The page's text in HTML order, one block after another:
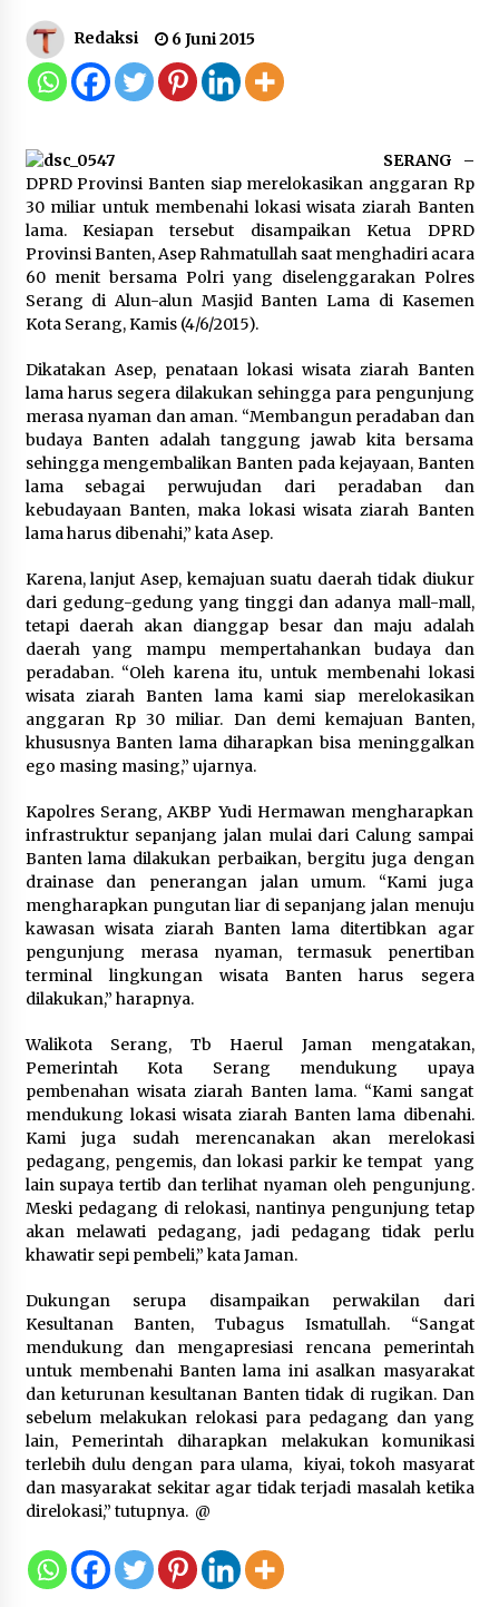
Ketenagakerjaan yang Selaras
dengan Tantangan Dunia Kerja
Modern
Gebyar Lomba 17 Agustus RSUD
Tigaraksa, Semarakkan HUT RI
dengan Nuansa Kebersamaan
7 Agustus 2026
Lapas Banjar Tanam 200 Pohon
Cabai Dukung Program Ketahanan
Pangan
7 Agustus 2026
Tagihan Air Tanpa Pemakaian,
Terungkap Ada Transisi Panjang
Didesak Transparan
7 Agustus 2026
Sarana PAUD Diperkuat, Tangsel
Dorong Angka Partisipasi Sekolah
Terus Meningkat
7 Agustus 2026
KKM Universitas Bina Bangsa
Kelompok 83 Laksanakan
Pendampingan Pembuatan Spanduk
Sebagai Upaya Memperkuat
Pemasaran UMKM di Desa Cempaka
6 Agustus 2026
Jaga Kebugaran Petugas, Lapas
Kesehatan Gratis dan Skrining TB
Lanjutan
6 Agustus 2026
Kemenkum Malut Dorong
Perlindungan Hak Cipta Musik di Era
Digital, Sosialisasikan Pencatatan
Gratis dan Penguatan Royalti
6 Agustus 2026
Redaksi 6 Juni 2015
SERANG –
DPRD Provinsi Banten siap merelokasikan anggaran Rp
30 miliar untuk membenahi lokasi wisata ziarah Banten
lama. Kesiapan tersebut disampaikan Ketua DPRD
Provinsi Banten, Asep Rahmatullah saat menghadiri acara
60 menit bersama Polri yang diselenggarakan Polres
Serang di Alun-alun Masjid Banten Lama di Kasemen
Kota Serang, Kamis (4/6/2015).
Dikatakan Asep, penataan lokasi wisata ziarah Banten
lama harus segera dilakukan sehingga para pengunjung
merasa nyaman dan aman. “Membangun peradaban dan
budaya Banten adalah tanggung jawab kita bersama
sehingga mengembalikan Banten pada kejayaan, Banten
lama sebagai perwujudan dari peradaban dan
kebudayaan Banten, maka lokasi wisata ziarah Banten
lama harus dibenahi,” kata Asep.
Karena, lanjut Asep, kemajuan suatu daerah tidak diukur
dari gedung-gedung yang tinggi dan adanya mall-mall,
tetapi daerah akan dianggap besar dan maju adalah
daerah yang mampu mempertahankan budaya dan
peradaban. “Oleh karena itu, untuk membenahi lokasi
wisata ziarah Banten lama kami siap merelokasikan
anggaran Rp 30 miliar. Dan demi kemajuan Banten,
khususnya Banten lama diharapkan bisa meninggalkan
ego masing masing,” ujarnya.
Kapolres Serang, AKBP Yudi Hermawan mengharapkan
infrastruktur sepanjang jalan mulai dari Calung sampai
Banten lama dilakukan perbaikan, bergitu juga dengan
drainase dan penerangan jalan umum. “Kami juga
mengharapkan pungutan liar di sepanjang jalan menuju
kawasan wisata ziarah Banten lama ditertibkan agar
pengunjung merasa nyaman, termasuk penertiban
terminal lingkungan wisata Banten harus segera
dilakukan,” harapnya.
Walikota Serang, Tb Haerul Jaman mengatakan,
Pemerintah Kota Serang mendukung upaya
pembenahan wisata ziarah Banten lama. “Kami sangat
mendukung lokasi wisata ziarah Banten lama dibenahi.
Kami juga sudah merencanakan akan merelokasi
pedagang, pengemis, dan lokasi parkir ke tempat yang
lain supaya tertib dan terlihat nyaman oleh pengunjung.
Meski pedagang di relokasi, nantinya pengunjung tetap
akan melawati pedagang, jadi pedagang tidak perlu
khawatir sepi pembeli,” kata Jaman.
Dukungan serupa disampaikan perwakilan dari
Kesultanan Banten, Tubagus Ismatullah. “Sangat
mendukung dan mengapresiasi rencana pemerintah
untuk membenahi Banten lama ini asalkan masyarakat
dan keturunan kesultanan Banten tidak di rugikan. Dan
sebelum melakukan relokasi para pedagang dan yang
lain, Pemerintah diharapkan melakukan komunikasi
terlebih dulu dengan para ulama, kiyai, tokoh masyarat
dan masyarakat sekitar agar tidak terjadi masalah ketika
direlokasi,” tutupnya. @